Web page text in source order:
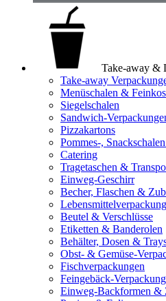
Take-away &
Take-away
Menüschalen &
Siegelschalen
Sandwich-
Pizzakartons
Pommes-,
Catering
Tragetaschen &
Einweg-Geschirr
Becher, Flaschen &
Beutel & Verschlüsse
Etiketten & Banderolen
Behälter, Dosen &
Obst- & Gemüse-
Fischverpackungen
Feingebäck-
Einweg-Backformen &